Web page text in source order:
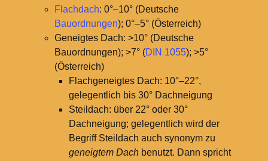
Flachdach: 0°–10° (Deutsche
Bauordnungen); 0°–5° (Österreich)
Geneigtes Dach: >10° (Deutsche
Bauordnungen); >7° (DIN 1055); >5°
(Österreich)
Flachgeneigtes Dach: 10°–22°,
gelegentlich bis 30° Dachneigung
Steildach: über 22° oder 30°
Dachneigung; gelegentlich wird der
Begriff Steildach auch synonym zu
geneigtem Dachbenutzt. Dann spricht